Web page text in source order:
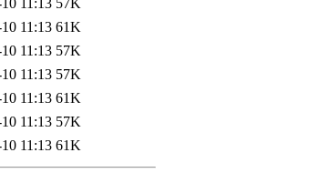
11:13 57K
11:13 61K
11:13 57K
11:13 57K
11:13 61K
11:13 57K
11:13 61K